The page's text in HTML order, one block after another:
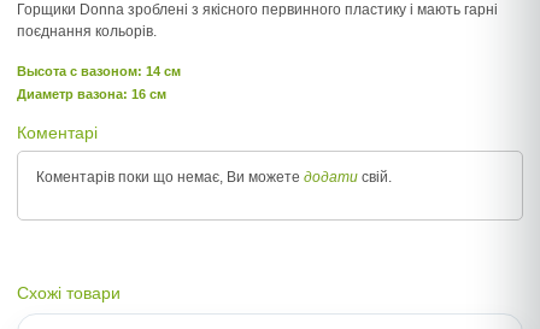
Горщики Donna зроблені з якісного первинного пластику і мають гарні
поєднання кольорів.
Высота c вазоном: 14 см
Диаметр вазона: 16 см
Коментарі
Коментарів поки що немає, Ви можете додати свій.
Схожі товари